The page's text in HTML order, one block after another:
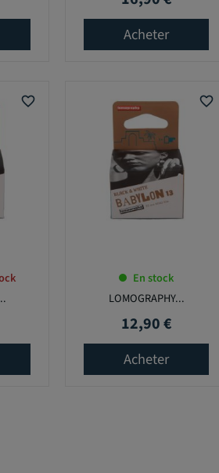
Acheter
favorite_border favorite_border
En stock
LOMOGRAPHY...
Prix
12,90 €
Acheter